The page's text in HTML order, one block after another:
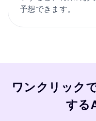
予想できます。
ワンクリック
する